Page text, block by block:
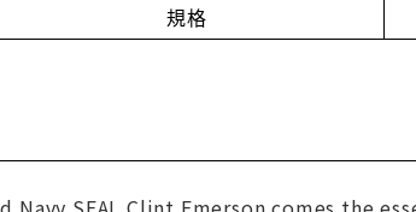
規格